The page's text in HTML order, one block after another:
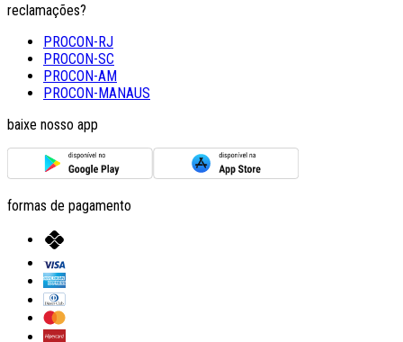
reclamações?
PROCON-RJ
PROCON-SC
PROCON-AM
PROCON-MANAUS
baixe nosso app
formas de pagamento